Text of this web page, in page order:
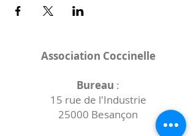
Association Coccinelle
Bureau :
15 rue de l'Industrie
25000 Besançon